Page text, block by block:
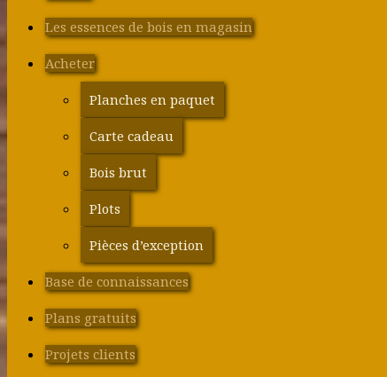
Les essences de bois en magasin
Acheter
Planches en paquet
Carte cadeau
Bois brut
Plots
Pièces d’exception
Base de connaissances
Plans gratuits
Projets clients